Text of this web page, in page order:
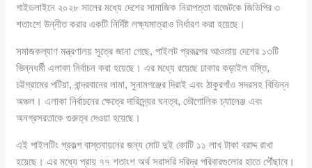
গাইডলাইনে ২০২৮ সালের মধ্যে দেশের সামাজিক নিরাপত্তা বাজেটকে জিডিপির ৩
শতাংশে উন্নীত করার একটি নির্দিষ্ট লক্ষ্যমাত্রাও নির্ধারণ করা হয়েছে।
সমাজকল্যাণ মন্ত্রণালয় সূত্রে জানা গেছে, পাইলট প্রকল্পের আওতায় দেশের ১৩টি
ভিন্নধর্মী এলাকা নির্বাচন করা হয়েছে। এর মধ্যে রয়েছে ঢাকার কড়াইল বস্তি,
চট্টগ্রামের পটিয়া, বান্দরবানের লামা, সুনামগঞ্জের দিরাই এবং ঠাকুরগাঁও সদরসহ বিভিন্ন
অঞ্চল। এলাকা নির্বাচনের ক্ষেত্রে দারিদ্র্যের ঘনত্ব, ভৌগোলিক চ্যালেঞ্জ এবং
অনগ্রসরতাকে গুরুত্ব দেওয়া হয়েছে।
এই পাইলটিং প্রকল্প বাস্তবায়নের জন্য মোট দুই কোটি ১১ লাখ টাকা বরাদ্দ রাখা
হয়েছে। এর মধ্যে প্রায় ৭৭ শতাংশ অর্থ সরাসরি দরিদ্র পরিবারগুলোর হাতে পৌঁছাবে।